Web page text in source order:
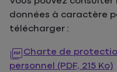
données à caractère
télécharger :
Charte de
personnel (PDF, 215 Ko)